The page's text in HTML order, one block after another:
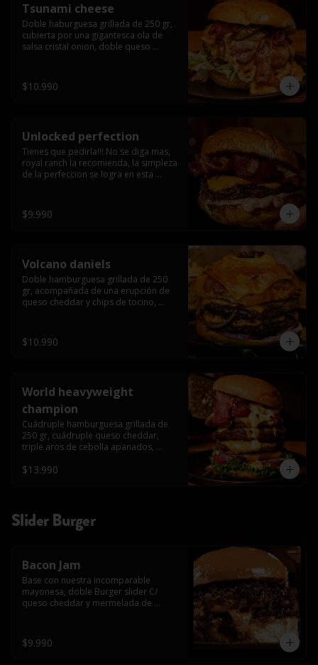
Tsunami cheese
Doble haburguesa grillada de 250 gr,
cubierta por una gigantesca ola de
salsa cristal onion, doble queso
grill y los mas ricos jalapeños
jalapeños de todo texas.
$10.990
Unlocked perfection
Tienes que pedirla!!! No se diga mas,
royal ranch la recomienda, la simpleza
de la perfeccion se logra en esta
bacon secret sause, y tocino (se
recomienda con coccion 3/4).
$9.990
Volcano daniels
Doble hamburguesa grillada de 250
gr, acompañada de una erupción de
queso cheddar y chips de tocino,
americanos todo esto bañado en la
mejor salsa jack daniels al mas puro
$10.990
World heavyweight
champion
Cuádruple hamburguesa grillada de
250 gr, cuádruple queso cheddar,
triple aros de cebolla apanados,
morada, pepinillo, chedar sause y los
$13.990
Slider Burger
Bacon Jam
Base con nuestra incomparable
mayonesa, doble Burger slider C/
queso cheddar y mermelada de
$9.990